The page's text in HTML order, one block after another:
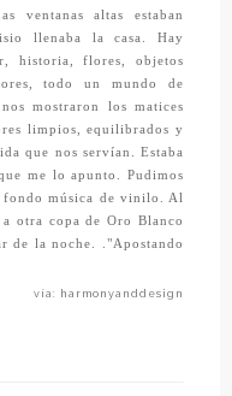
ventanas altas estaban
llenaba la casa. Hay
historia, flores, objetos
todo un mundo de
mostraron los matices
limpios, equilibrados y
que nos servían. Estaba
me lo apunto. Pudimos
música de vinilo. Al
a otra copa deOro Blanco
de la noche. ."Apostando
vía: harmonyanddesign